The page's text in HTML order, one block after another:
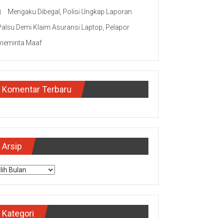
Mengaku Dibegal, Polisi Ungkap Laporan
Demi Klaim Asuransi Laptop, Pelapor
Maaf
Komentar Terbaru
Arsip
Kategori